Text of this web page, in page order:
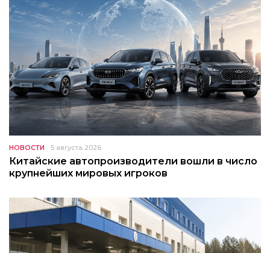
НОВОСТИ 5 августа 2026
Китайские автопроизводители вошли в число
крупнейших мировых игроков